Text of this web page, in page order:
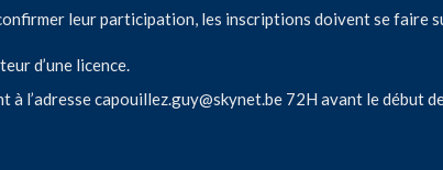
leur participation, les inscriptions doivent se faire
d’une licence.
à l’adressecapouillez.guy@skynet.be 72H avant le début